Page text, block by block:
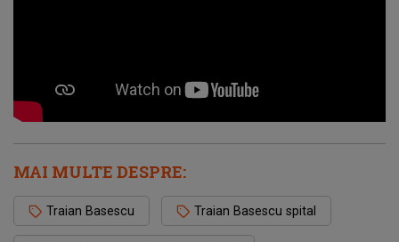
MAI MULTE DESPRE:
Traian Basescu Traian Basescu spital